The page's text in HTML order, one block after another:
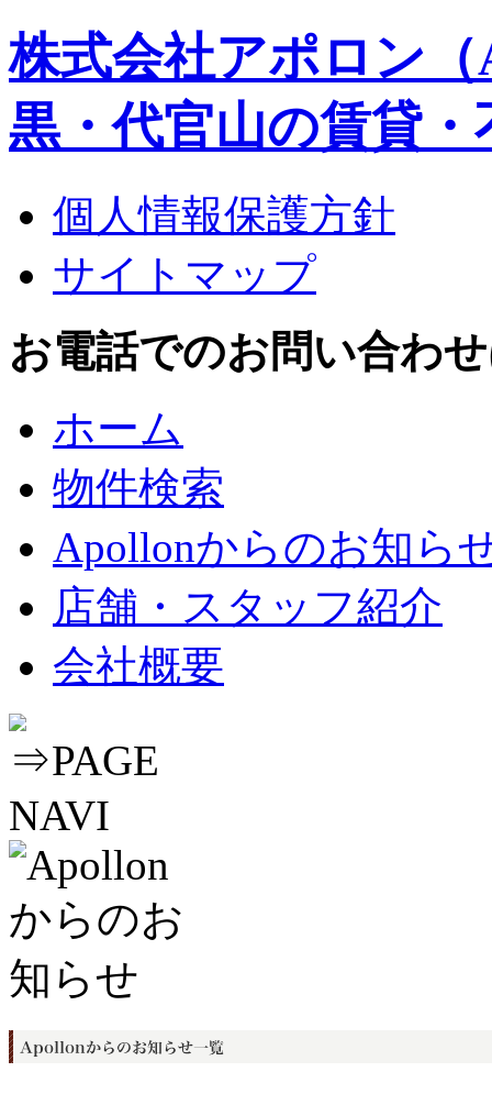
株式会社アポロン
黒・代官山の賃貸・
個人情報保護方針
サイトマップ
お電話でのお問い合わ
ホーム
物件検索
Apollonからのお知ら
店舗・スタッフ紹介
会社概要